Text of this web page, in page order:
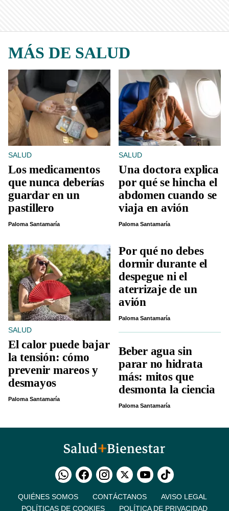
MÁS DE SALUD
SALUD
Los medicamentos
que nunca deberías
guardar en un
pastillero
Paloma Santamaría
SALUD
Una doctora explica
por qué se hincha el
abdomen cuando se
viaja en avión
Paloma Santamaría
SALUD
El calor puede bajar
la tensión: cómo
prevenir mareos y
desmayos
Paloma Santamaría
Por qué no debes
dormir durante el
despegue ni el
aterrizaje de un
avión
Paloma Santamaría
Beber agua sin
parar no hidrata
más: mitos que
desmonta la ciencia
Paloma Santamaría
QUIÉNES SOMOS CONTÁCTANOS
AVISO LEGAL
POLÍTICAS DE COOKIES
POLÍTICA DE PRIVACIDAD